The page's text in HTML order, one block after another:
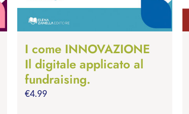
I come INNOVAZIONE
Il digitale applicato al
fundraising.
€4.99